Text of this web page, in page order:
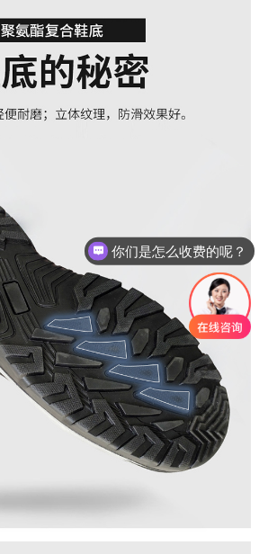
你们是怎么收费的呢？
现在有优惠活动么？